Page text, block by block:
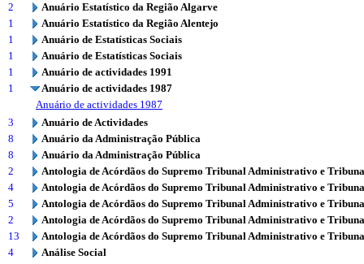
2
Anuário Estatístico da Região Algarve
1
Anuário Estatístico da Região Alentejo
1
Anuário de Estatísticas Sociais
1
Anuário de Estatísticas Sociais
1
Anuário de actividades 1991
1
Anuário de actividades 1987
Anuário de actividades 1987
3
Anuário de Actividades
8
Anuário da Administração Pública
8
Anuário da Administração Pública
2
Antologia de Acórdãos do Supremo Tribunal Administrativo e
4
Antologia de Acórdãos do Supremo Tribunal Administrativo e
5
Antologia de Acórdãos do Supremo Tribunal Administrativo e
2
Antologia de Acórdãos do Supremo Tribunal Administrativo e
13
Antologia de Acórdãos do Supremo Tribunal Administrativo e
4
Análise Social